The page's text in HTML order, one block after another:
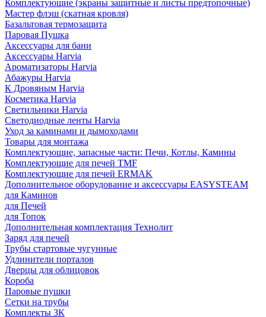
Комплектующие (экраны защитные и листы предтопочные)
Мастер флэш (скатная кровля)
Базальтовая термозащита
Паровая Пушка
Аксессуары для бани
Аксессуары Harvia
Ароматизаторы Harvia
Абажуры Harvia
К Дровяным Harvia
Косметика Harvia
Светильники Harvia
Светодиодные ленты Harvia
Уход за каминами и дымоходами
Товары для монтажа
Комплектующие, запасные части: Печи, Котлы, Камины
Комплектующие для печей TMF
Комплектующие для печей ERMAK
Дополнительное оборудование и аксессуары EASYSTEAM
для Каминов
для Печей
для Топок
Дополнительная комплектация Технолит
Заряд для печей
Трубы стартовые чугунные
Удлинители порталов
Дверцы для облицовок
Короба
Паровые пушки
Сетки на трубы
Комплекты ЗК